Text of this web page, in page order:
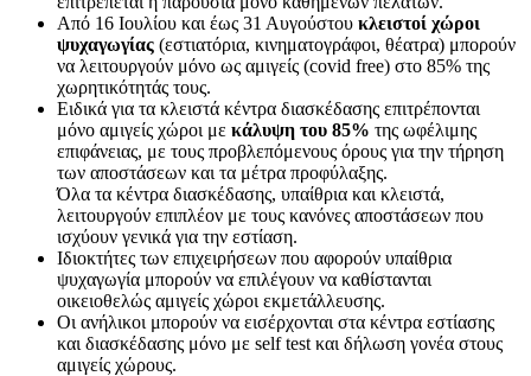
Aπό 16 Ιουλίου και έως 31 Αυγούστου κλειστοί χώροι
ψυχαγωγίας (εστιατόρια, κινηματογράφοι, θέατρα) μπορούν
να λειτουργούν μόνο ως αμιγείς (covid free) στο 85% της
χωρητικότητάς τους.
Eιδικά για τα κλειστά κέντρα διασκέδασης επιτρέπονται
μόνο αμιγείς χώροι με κάλυψη του 85% της ωφέλιμης
επιφάνειας, με τους προβλεπόμενους όρους για την τήρηση
των αποστάσεων και τα μέτρα προφύλαξης.
Όλα τα κέντρα διασκέδασης, υπαίθρια και κλειστά,
λειτουργούν επιπλέον με τους κανόνες αποστάσεων που
ισχύουν γενικά για την εστίαση.
Iδιοκτήτες των επιχειρήσεων που αφορούν υπαίθρια
ψυχαγωγία μπορούν να επιλέγουν να καθίστανται
οικειοθελώς αμιγείς χώροι εκμετάλλευσης.
Οι ανήλικοι μπορούν να εισέρχονται στα κέντρα εστίασης
και διασκέδασης μόνο με self test και δήλωση γονέα στους
αμιγείς χώρους.